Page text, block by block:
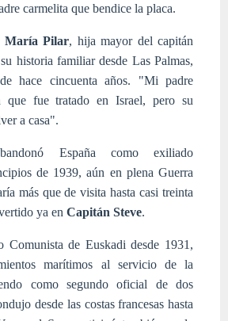
carmelita que bendice la placa.
María Pilar, hija mayor del capitán
historia familiar desde Las Palmas,
hace cincuenta años. "Mi padre
que fue tratado en Israel, pero su
a casa".
España como exiliado
de 1939, aún en plena Guerra
más que de visita hasta casi treinta
ya en Capitán Steve.
Comunista de Euskadi desde 1931,
marítimos al servicio de la
como segundo oficial de dos
desde las costas francesas hasta